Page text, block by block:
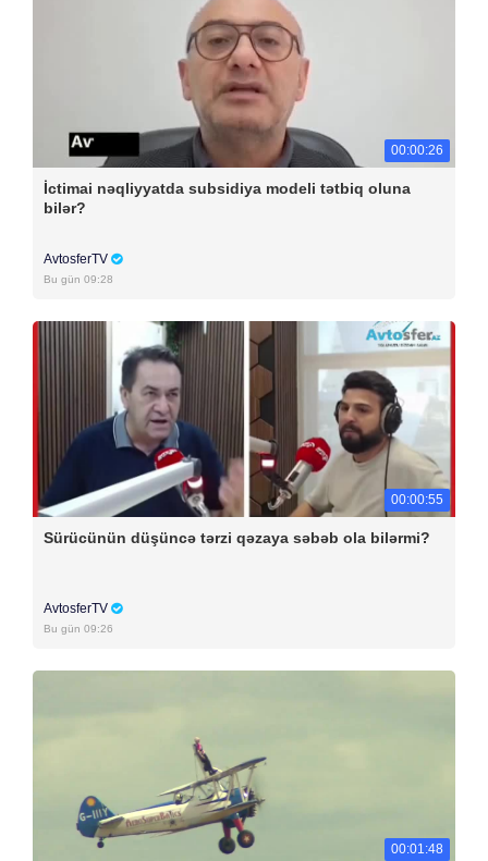
00:00:26
İctimai nəqliyyatda subsidiya modeli tətbiq oluna
bilər?
AvtosferTV
Bu gün 09:28
00:00:55
Sürücünün düşüncə tərzi qəzaya səbəb ola bilərmi?
AvtosferTV
Bu gün 09:26
00:01:48